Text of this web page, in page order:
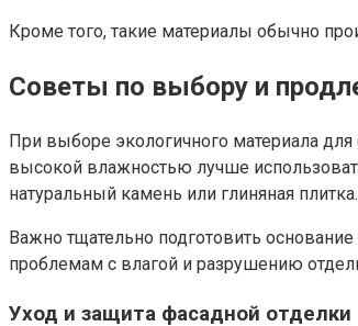
Кроме того, такие материалы обычно
Советы по выбору и
При выборе экологичного материала
высокой влажностью лучше
натуральный камень или глиняная плитка.
Важно тщательно подготовить
проблемам с влагой и разрушению
Уход и защита фасадной отделки